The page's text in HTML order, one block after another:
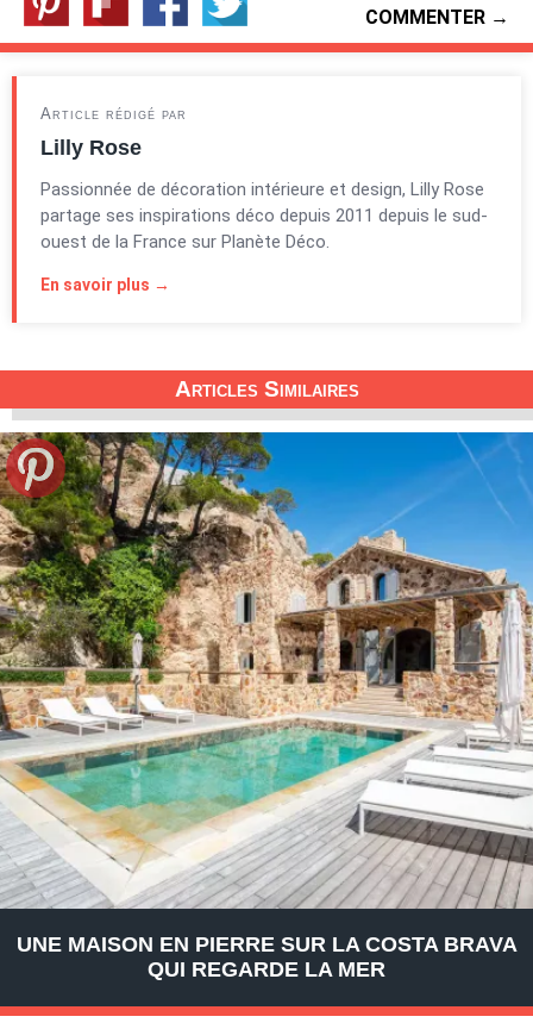
COMMENTER →
Article rédigé par
Lilly Rose
Passionnée de décoration intérieure et design, Lilly Rose
partage ses inspirations déco depuis 2011 depuis le sud-
ouest de la France sur Planète Déco.
En savoir plus →
Articles Similaires
UNE MAISON EN PIERRE SUR LA COSTA BRAVA
QUI REGARDE LA MER